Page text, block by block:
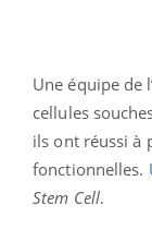
Une équipe de
cellules
ils ont réussi à
fonctionnelles.
Stem Cell.